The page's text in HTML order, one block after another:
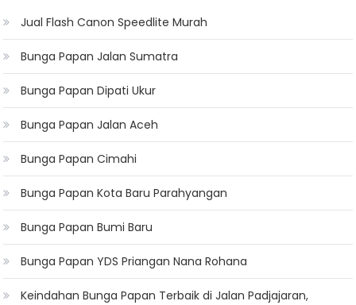
Jual Flash Canon Speedlite Murah
Bunga Papan Jalan Sumatra
Bunga Papan Dipati Ukur
Bunga Papan Jalan Aceh
Bunga Papan Cimahi
Bunga Papan Kota Baru Parahyangan
Bunga Papan Bumi Baru
Bunga Papan YDS Priangan Nana Rohana
Keindahan Bunga Papan Terbaik di Jalan Padjajaran,